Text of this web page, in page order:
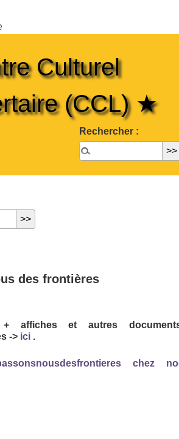
Culturel
(CCL) ★
Rechercher :
des frontières
+ affiches et autres
-> ici .
chez